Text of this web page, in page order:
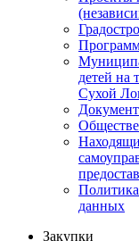
детей на
Сухой
данных
Закупки